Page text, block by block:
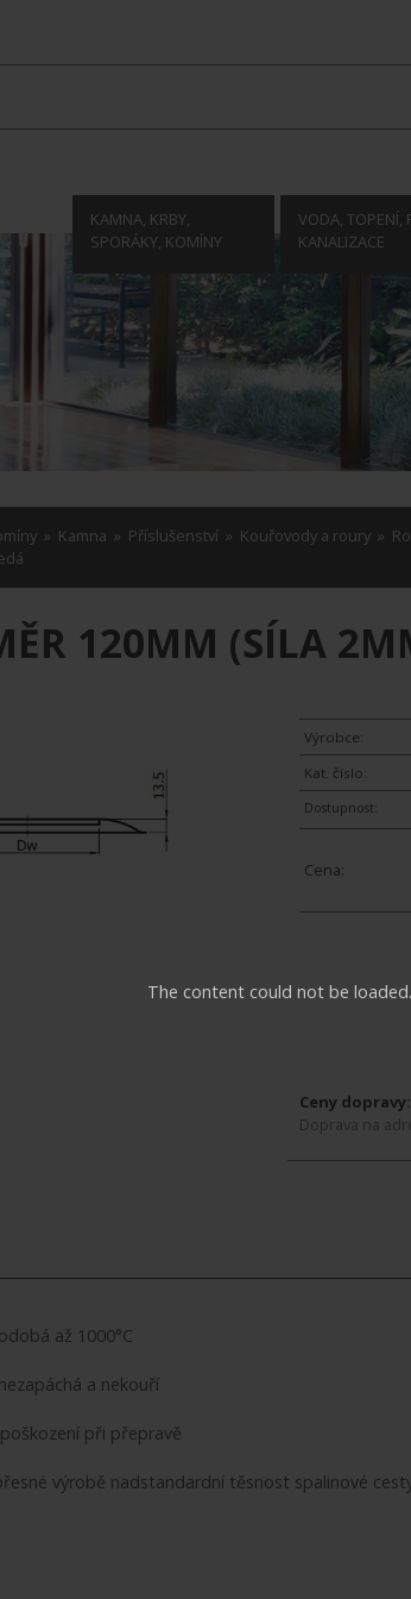
The content could not be loaded.
KAMNA, KRBY,
SPORÁKY, KOMÍNY
VODA, TOPENÍ,
KANALIZACE
» Kamna » Příslušenství » Kouřovody a roury »
120MM (SÍLA
Výrobce:
Kat. číslo:
Dostupnost:
Cena:
Ceny dopravy:
Doprava na
až 1000°C
a nekouří
při přepravě
výrobě nadstandardní těsnost spalinové